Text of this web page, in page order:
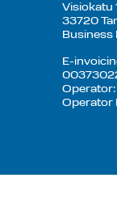
Visiokatu 1
33720
E-
Operator